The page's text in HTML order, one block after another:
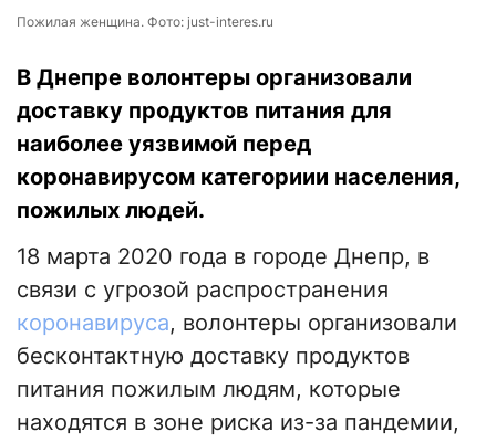
Пожилая женщина. Фото: just-interes.ru
В Днепре волонтеры организовали
доставку продуктов питания для
наиболее уязвимой перед
коронавирусом категориии населения,
пожилых людей.
18 марта 2020 года в городе Днепр, в
связи с угрозой распространения
коронавируса, волонтеры организовали
бесконтактную доставку продуктов
питания пожилым людям, которые
находятся в зоне риска из-за пандемии,